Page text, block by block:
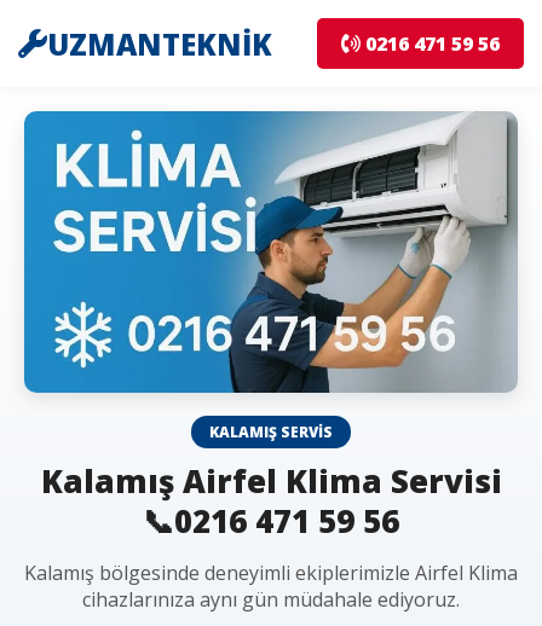
UZMANTEKNİK 0216 471 59 56
KALAMIŞ SERVIS
Kalamış Airfel Klima Servisi
📞0216 471 59 56
Kalamış bölgesinde deneyimli ekiplerimizle Airfel Klima
cihazlarınıza aynı gün müdahale ediyoruz.